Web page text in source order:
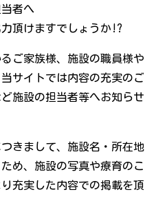
者へ
頂けますでしょうか!?
ご家族様、施設の職員様や
サイトでは内容の充実のご
施設の担当者等へお知らせ
きまして、施設名・所在地
め、施設の写真や療育のこ
充実した内容での掲載を頂